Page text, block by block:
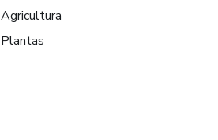
Agricultura
Plantas